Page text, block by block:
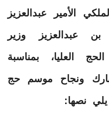
الأمير عبدالعزيز
عبدالعزيز وزير
العليا، بمناسبة
ونجاح موسم حج